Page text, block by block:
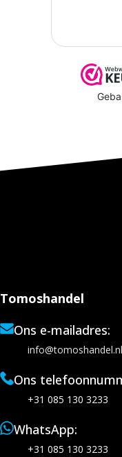
Tomoshandel
Ons e-mailadres:
info@tomoshandel.nl
Ons
+31 085 130 3233
WhatsApp:
+31 085 130 3233